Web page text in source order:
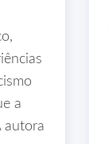
a
autora